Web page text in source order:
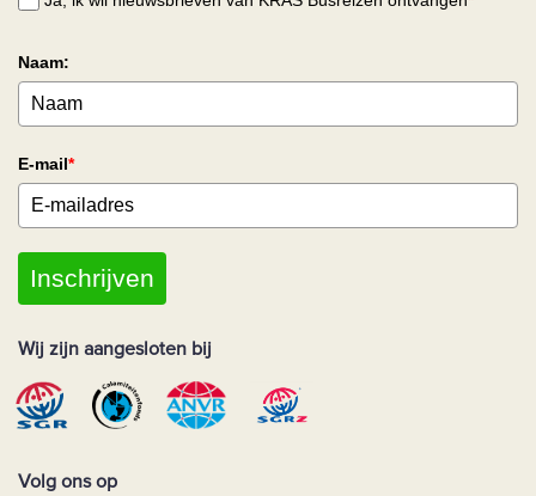
Naam:
E-mail*
Inschrijven
Wij zijn aangesloten bij
Volg ons op